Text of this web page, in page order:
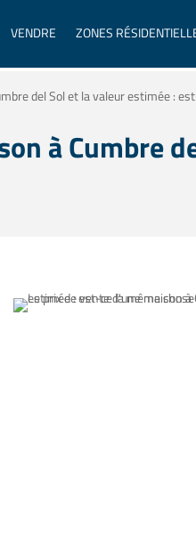
VENDRE ZONES
del Sol et la valeur estimée :
à Cumbre